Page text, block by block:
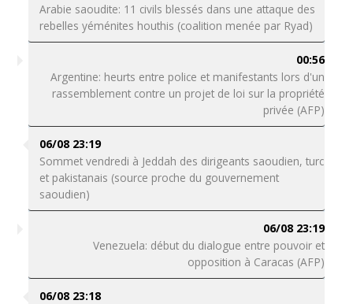
Arabie saoudite: 11 civils blessés dans une attaque des
rebelles yéménites houthis (coalition menée par Ryad)
00:56
Argentine: heurts entre police et manifestants lors d'un
rassemblement contre un projet de loi sur la propriété
privée (AFP)
06/08 23:19
Sommet vendredi à Jeddah des dirigeants saoudien, turc
et pakistanais (source proche du gouvernement
saoudien)
06/08 23:19
Venezuela: début du dialogue entre pouvoir et
opposition à Caracas (AFP)
06/08 23:18